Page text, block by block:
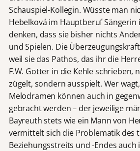
Schauspiel-Kollegin. Wüsste man
Hebelková im Hauptberuf Sängerin
denken, dass sie bisher nichts
und Spielen. Die
weil sie das Pathos, das ihr die
F.W. Gotter in die Kehle schrieben,
zügelt, sondern ausspielt. Wer
Melodramen können auch in
gebracht werden – der jeweilige
Bayreuth stets wie ein Mann von
vermittelt sich die Problematik des
Beziehungsstreits und -Endes